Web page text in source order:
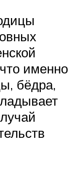
именно
бёдра,